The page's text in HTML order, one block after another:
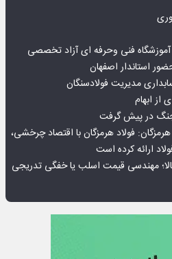
آموزشگاه فنی وحرفه ای آزاد تخصصی
استاندار اصفهان
مدیریت فولادسنگان
از ابهام
جنگ در پیش گرفت
فولاد هرمزگان با اقتصاد چرخشی،
ارائه کرده است
۱۶۳۰۰ بورس کالا؛ مهندسی قیمت اسلب یا خفگی تدریجی